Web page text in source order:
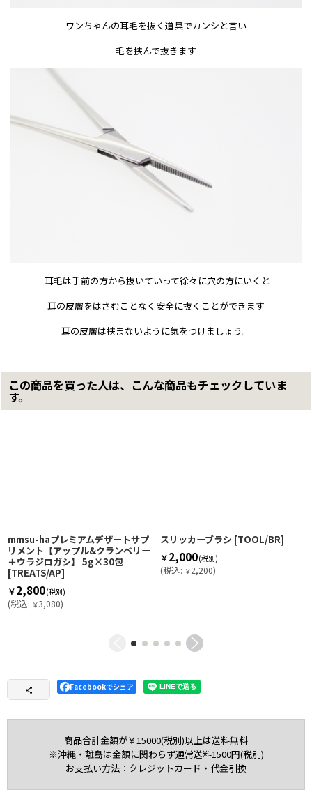
ワンちゃんの耳毛を抜く道具でカンシと言い
毛を挟んで抜きます
耳毛は手前の方から抜いていって徐々に穴の方にいくと
耳の皮膚をはさむことなく安全に抜くことができます
耳の皮膚は挟まないように気をつけましょう。
この商品を買った人は、こんな商品もチェックしていま
す。
mmsu-haプレミアムデザートサプ
リメント【アップル&クランベリー
＋ウラジロガシ】 5g×30包
[TREATS/AP]
￥2,800(税別)
(税込: ￥3,080)
スリッカーブラシ [TOOL/BR]
￥2,000(税別)
(税込: ￥2,200)
Facebookでシェア
商品合計金額が￥15000(税別)以上は送料無料
※沖縄・離島は金額に関わらず通常送料1500円(税別)
お支払い方法：クレジットカード・代金引換